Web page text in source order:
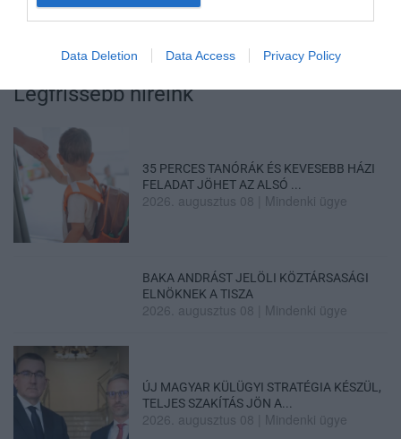
Data Deletion Data Access Privacy Policy
Legfrissebb híreink
35 PERCES TANÓRÁK ÉS KEVESEBB HÁZI
FELADAT JÖHET AZ ALSÓ ...
2026. augusztus 08 Mindenki ügye
BAKA ANDRÁST JELÖLI KÖZTÁRSASÁGI
ELNÖKNEK A TISZA
2026. augusztus 08 Mindenki ügye
ÚJ MAGYAR KÜLÜGYI STRATÉGIA KÉSZÜL,
TELJES SZAKÍTÁS JÖN A...
2026. augusztus 08 Mindenki ügye